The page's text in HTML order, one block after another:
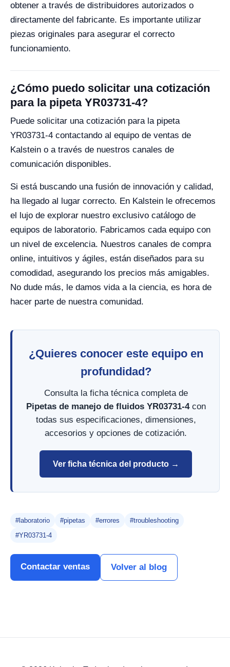
obtener a través de distribuidores autorizados o
directamente del fabricante. Es importante utilizar
piezas originales para asegurar el correcto
funcionamiento.
¿Cómo puedo solicitar una cotización
para la pipeta YR03731-4?
Puede solicitar una cotización para la pipeta
YR03731-4 contactando al equipo de ventas de
Kalstein o a través de nuestros canales de
comunicación disponibles.
Si está buscando una fusión de innovación y calidad,
ha llegado al lugar correcto. En Kalstein le ofrecemos
el lujo de explorar nuestro exclusivo catálogo de
equipos de laboratorio. Fabricamos cada equipo con
un nivel de excelencia. Nuestros canales de compra
online, intuitivos y ágiles, están diseñados para su
comodidad, asegurando los precios más amigables.
No dude más, le damos vida a la ciencia, es hora de
hacer parte de nuestra comunidad.
¿Quieres conocer este equipo en
profundidad?
Consulta la ficha técnica completa de
Pipetas de manejo de fluidos YR03731-4con
todas sus especificaciones, dimensiones,
accesorios y opciones de cotización.
Ver ficha técnica del producto →
#laboratorio #pipetas #errores
#troubleshooting
#YR03731-4
Contactar ventas Volver al blog